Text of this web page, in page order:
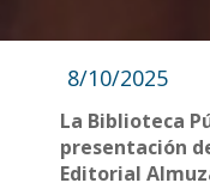
8/10/2025
La Biblioteca
presentación
Editorial